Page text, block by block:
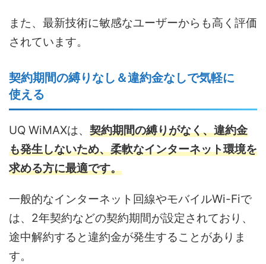
また、最新技術に敏感なユーザーからも高く評価
されています。
契約期間の縛りなし＆違約金なしで気軽に
使える
UQ WiMAXは、 契約期間の縛りがなく、違約金
も発生しないため、柔軟なインターネット環境を
求める方に最適です。
一般的なインターネット回線やモバイルWi-Fiで
は、2年契約などの契約期間が設定されており、
途中解約すると違約金が発生することがありま
す。